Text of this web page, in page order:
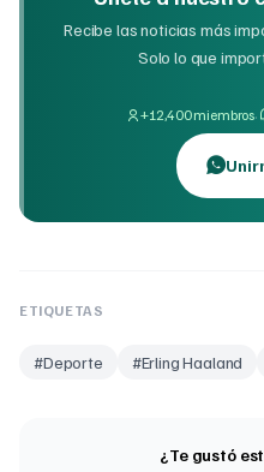
Recibe las noticias más
Solo lo que
+12,400 miembros·
ETIQUETAS
#Deporte #Erling Haaland
¿Te gustó